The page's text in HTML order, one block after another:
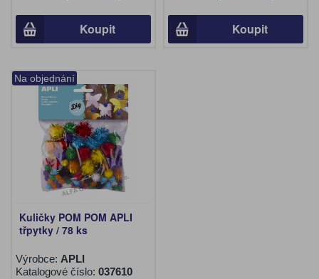
Koupit Koupit
Na objednání
Kuličky POM POM APLI
třpytky / 78 ks
Výrobce: APLI
Katalogové číslo: 037610